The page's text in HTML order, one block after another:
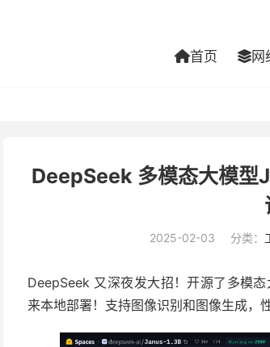
首页 网
DeepSeek 多模态大模
2025-02-03 分类：
DeepSeek 又深夜发大招！开源了多模
来本地部署！支持图像识别和图像生成，